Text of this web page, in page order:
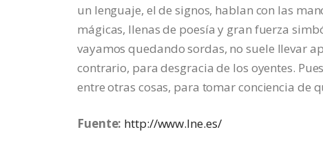
un lenguaje, el de signos, hablan con las
mágicas, llenas de poesía y gran fuerza
vayamos quedando sordas, no suele llevar
contrario, para desgracia de los oyentes.
entre otras cosas, para tomar conciencia de
Fuente: http://www.lne.es/